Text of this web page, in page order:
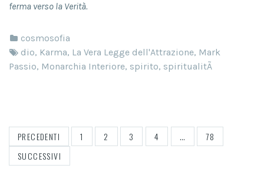
ferma verso la Verità.
cosmosofia
dio, Karma, La Vera Legge dell'Attrazione, Mark
Passio, Monarchia Interiore, spirito, spiritualitÃ
PAGINAZIONE
DEGLI
ARTICOLI
PRECEDENTI 1 2 3 4 …
78
SUCCESSIVI